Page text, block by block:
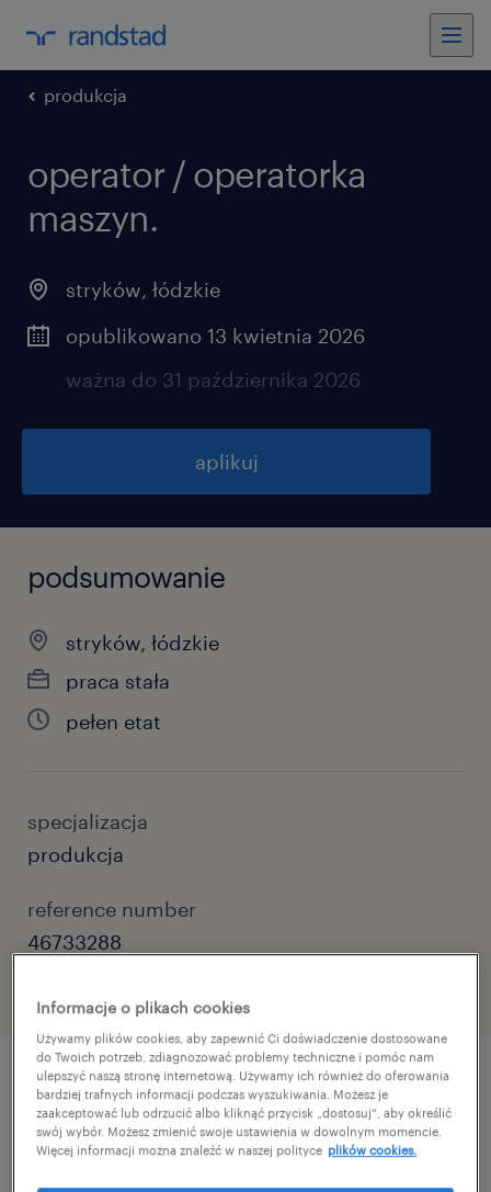
produkcja
operator / operatorka
maszyn.
stryków, łódzkie
opublikowano 13 kwietnia 2026
ważna do 31 października 2026
aplikuj
podsumowanie
stryków, łódzkie
praca stała
pełen etat
specjalizacja
produkcja
reference number
46733288
szczegóły oferty
Informacje o plikach cookies
Używamy plików cookies, aby zapewnić Ci doświadczenie dostosowane
do Twoich potrzeb, zdiagnozować problemy techniczne i pomóc nam
ulepszyć naszą stronę internetową. Używamy ich również do oferowania
bardziej trafnych informacji podczas wyszukiwania. Możesz je
zaakceptować lub odrzucić albo kliknąć przycisk „dostosuj”, aby określić
swój wybór. Możesz zmienić swoje ustawienia w dowolnym momencie.
Więcej informacji można znaleźć w naszej polityce plików cookies.